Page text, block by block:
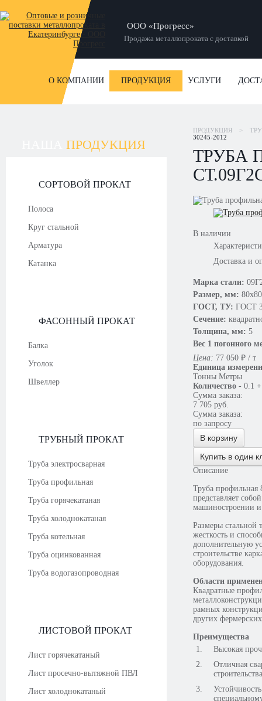
ООО «Прогресс»
Продажа металлопроката с доставкой
О КОМПАНИИ ПРОДУКЦИЯ УСЛУГИ
ПРОДУКЦИЯ
СОРТОВОЙ ПРОКАТ
Полоса
Круг стальной
Арматура
Катанка
ФАСОННЫЙ ПРОКАТ
Балка
Уголок
Швеллер
ТРУБНЫЙ ПРОКАТ
Труба электросварная
Труба профильная
Труба горячекатаная
Труба холоднокатаная
Труба котельная
Труба оцинкованная
Труба водогазопроводная
ЛИСТОВОЙ ПРОКАТ
Лист горячекатаный
Лист просечно-вытяжной ПВЛ
Лист холоднокатаный
ПРОДУКЦИЯ >
30245-2012
ТРУБА
В наличии
Доставка и
Марка стали:
Размер, мм: 80х80
ГОСТ, ТУ: ГОСТ
Сечение:
Толщина, мм: 5
Вес 1 погонного
Цена: 77 050 ₽ / т
Единица
Тонны Метры
Количество - 0.1 +
Сумма заказа:
7 705 руб.
Сумма заказа:
по запросу
В корзину
Купить в один
Описание
Труба профильная
представляет
машиностроении
Размеры стальной
жесткость и
дополнительную
строительстве
оборудования.
Области
Квадратные
рамных
других
Преимущества
Высокая
Отличная